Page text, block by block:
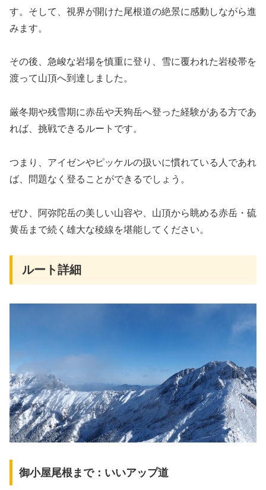
す。そして、視界が開けた尾根道の絶景に感動しながら進
みます。
その後、急峻な岩場を慎重に登り、雪に覆われた岩稜帯を
渡って山頂へ到達しました。
厳冬期や残雪期に赤岳や天狗岳へ登った経験がある方であ
れば、挑戦できるルートです。
つまり、アイゼンやピッケルの扱いに慣れている人であれ
ば、問題なく登ることができるでしょう。
ぜひ、阿弥陀岳の美しい山容や、山頂から眺める赤岳・硫
黄岳まで続く雄大な稜線を堪能してください。
ルート詳細
御小屋尾根まで：いいアップ道